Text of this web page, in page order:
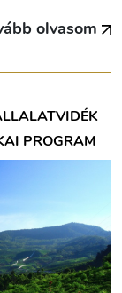
olvasom
VIDÉK
PROGRAM